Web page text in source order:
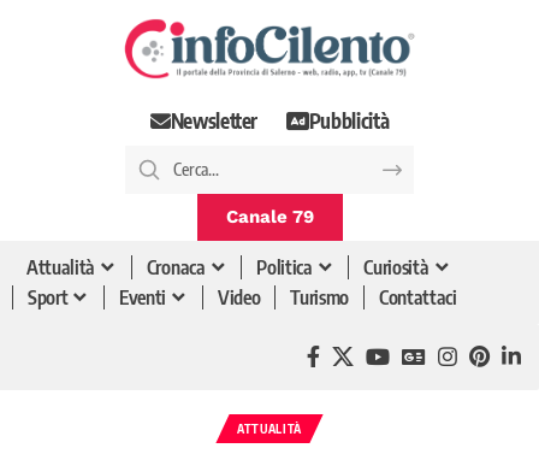
Newsletter Pubblicità
Canale 79
Attualità Cronaca Politica
Curiosità
Sport
Eventi Video Turismo Contattaci
ATTUALITÀ